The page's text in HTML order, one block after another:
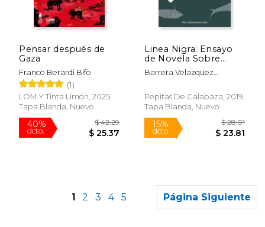
50% $ 44.97 50%
Rápido
Pensar después de
Gaza
Franco Berardi Bifo
(1)
LOM Y Tinta Limón, 2025,
Tapa Blanda, Nuevo
Linea Nigra: Ensayo
de Novela Sobre
Embarazos y
Terremotos
Barrera Velazquez
Pepitas De Calabaza, 2019,
Tapa Blanda, Nuevo
1 2 3 4 5 Página Siguiente